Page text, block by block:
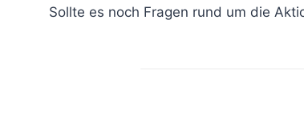
Sollte es noch Fragen rund um die